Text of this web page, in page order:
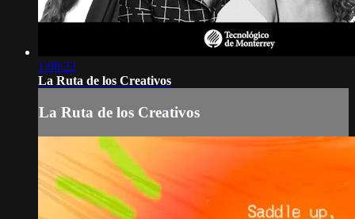
1:08:22
La Ruta de los Creativos
La Ruta de los Creativos